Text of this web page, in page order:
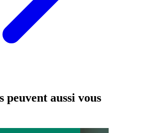
peuvent aussi vous